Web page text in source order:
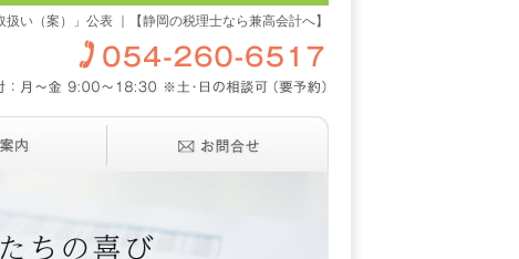
い（案）」公表 ｜【静岡の税理士なら兼高会計へ】